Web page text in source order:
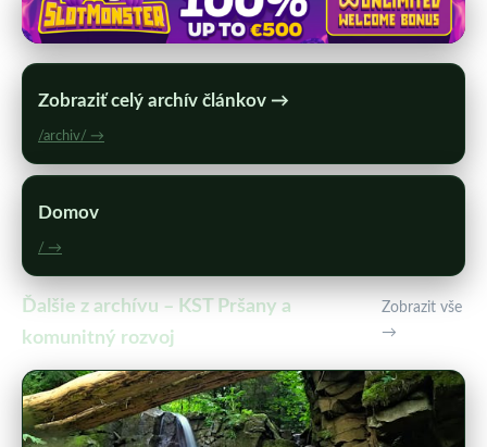
Zobraziť celý archív článkov →
/archiv/ →
Domov
/ →
Ďalšie z archívu – KST Pršany a
komunitný rozvoj
Zobrazit vše
→